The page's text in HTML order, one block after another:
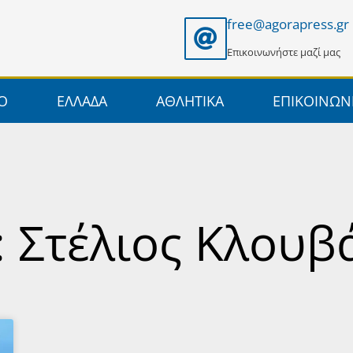
free@agorapress.gr
Επικοινωνήστε μαζί μας
ΕΛΛΑΔΑ ΑΘΛΗΤΙΚΑ
Στέλιος